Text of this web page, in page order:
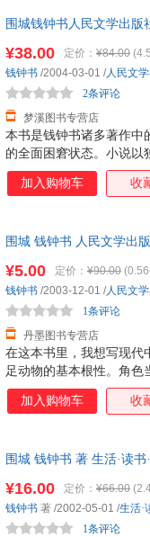
围城钱钟书人民文学出版
本书是钱钟书诸多著作中
的全面困窘状态。小说以
性思考。
¥38.00 定价： ¥84.00
梦溪图书专营店
2条评论
钱钟书 /2004-03-01 /人民文
加入购物车 收
围城 钱钟书 人民文学出
在这本书里，我想写现代
足动物的基本根性。角色
¥5.00 定价： ¥90.00
丹墨图书专营店
1条评论
钱钟书 /2003-12-01 /人民文
加入购物车 收
围城 钱钟书 著 生活·读
¥16.00 定价： ¥66.00
1条评论
钱钟书 著 /2002-05-01 /生活·